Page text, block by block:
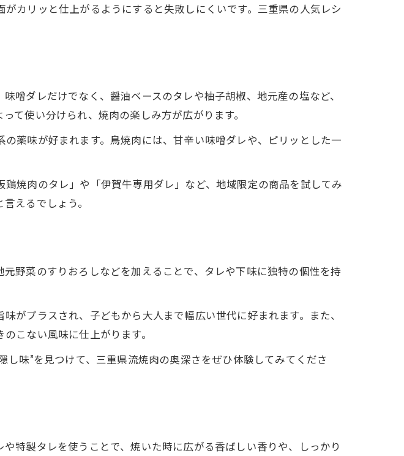
ダレの工夫ポイント
噌ダレ活用アイデア
味噌ダレの秘密
風味噌ダレの工夫技
重県味噌ダレの魅力
噌ダレの味わい解説
ダレの隠し味紹介
カリッと仕上がるようにすると失敗しにくいです。三重県の人気レシ
噌ダレだけでなく、醤油ベースのタレや柚子胡椒、地元産の塩など、
て使い分けられ、焼肉の楽しみ方が広がります。
薬味が好まれます。鳥焼肉には、甘辛い味噌ダレや、ピリッとした一
焼肉のタレ」や「伊賀牛専用ダレ」など、地域限定の商品を試してみ
えるでしょう。
野菜のすりおろしなどを加えることで、タレや下味に独特の個性を持
がプラスされ、子どもから大人まで幅広い世代に好まれます。また、
こない風味に仕上がります。
味”を見つけて、三重県流焼肉の奥深さをぜひ体験してみてくださ
特製タレを使うことで、焼いた時に広がる香ばしい香りや、しっかり
おります。
おります。